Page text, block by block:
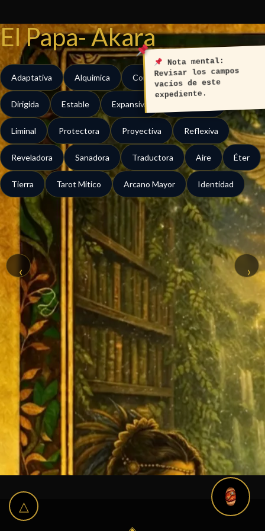
contenido
‹ ›
El Papa- Akara
Adaptativa Alquimica Contenedora Contractiva
Dirigida Estable Expansiva
Liminal Protectora Proyectiva Reflexiva
Reveladora Sanadora Traductora Aire Éter
Tierra Tarot Mitico Arcano Mayor Identidad
Nota mental:
Revisar los campos
vacíos de este
expediente.
△